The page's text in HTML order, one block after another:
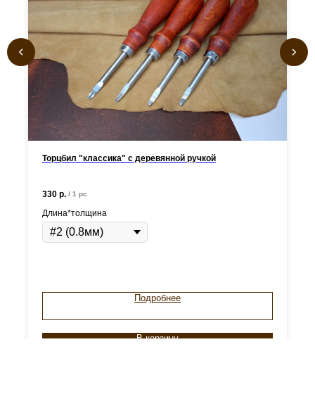
Торцбил "классика" с деревянной ручкой
330 р. / 1 pc
Длина*толщина
Подробнее
В корзину